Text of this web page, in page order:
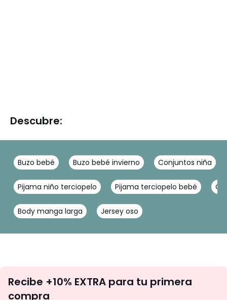
Descubre:
Buzo bebé Buzo bebé invierno Conjuntos niña
Pijama niño terciopelo Pijama terciopelo bebé
Body manga larga Jersey oso
te
Recibe +10% EXTRA para tu primera
compra